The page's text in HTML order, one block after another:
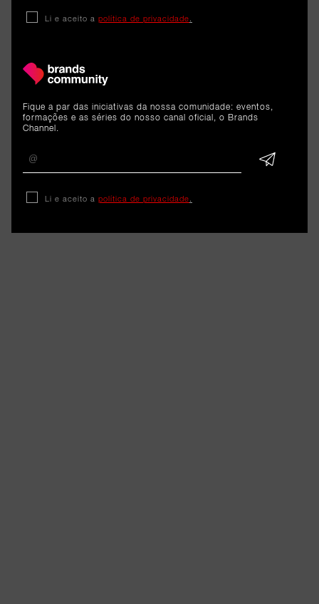
RELACIONADOS
Cargo
Liliana Azevedo é a nova Head
of Marketing Operations &
Strategy da B-Parts
Li e aceito a política de privacidade.
Fique a par das iniciativas da nossa comunidade: eventos,
formações e as séries do nosso canal oficial, o Brands
Channel.
Li e aceito a política de privacidade.